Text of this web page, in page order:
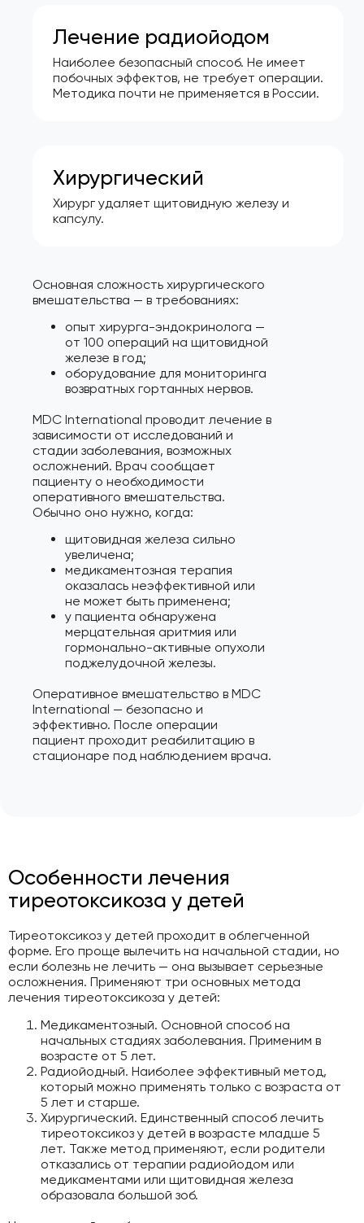
Лечение радиойодом
Наиболее безопасный способ. Не имеет
побочных эффектов, не требует операции.
Методика почти не применяется в России.
Хирургический
Хирург удаляет щитовидную железу и
капсулу.
Основная сложность хирургического
вмешательства — в требованиях:
опыт хирурга-эндокринолога —
от 100 операций на щитовидной
железе в год;
оборудование для мониторинга
возвратных гортанных нервов.
MDC International проводит лечение в
зависимости от исследований и
стадии заболевания, возможных
осложнений. Врач сообщает
пациенту о необходимости
оперативного вмешательства.
Обычно оно нужно, когда:
щитовидная железа сильно
увеличена;
медикаментозная терапия
оказалась неэффективной или
не может быть применена;
у пациента обнаружена
мерцательная аритмия или
гормонально-активные опухоли
поджелудочной железы.
Оперативное вмешательство в MDC
International — безопасно и
эффективно. После операции
пациент проходит реабилитацию в
стационаре под наблюдением врача.
Особенности лечения
тиреотоксикоза у детей
Тиреотоксикоз у детей проходит в облегченной
форме. Его проще вылечить на начальной стадии, но
если болезнь не лечить — она вызывает серьезные
осложнения. Применяют три основных метода
лечения тиреотоксикоза у детей:
Медикаментозный. Основной способ на
начальных стадиях заболевания. Применим в
возрасте от 5 лет.
Радиойодный. Наиболее эффективный метод,
который можно применять только с возраста от
5 лет и старше.
Хирургический. Единственный способ лечить
тиреотоксикоз у детей в возрасте младше 5
лет. Также метод применяют, если родители
отказались от терапии радиойодом или
медикаментами или щитовидная железа
образовала большой зоб.